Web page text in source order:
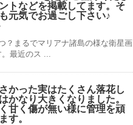
トなどを掲載してます。そ
元気でお過ごし下さい♪
？まるでマリアナ諸島の様な衛星画
最近のス ...
かった実はたくさん落花し
かなり大きくなりました。
甘く傷が無い様に管理を頑
す。